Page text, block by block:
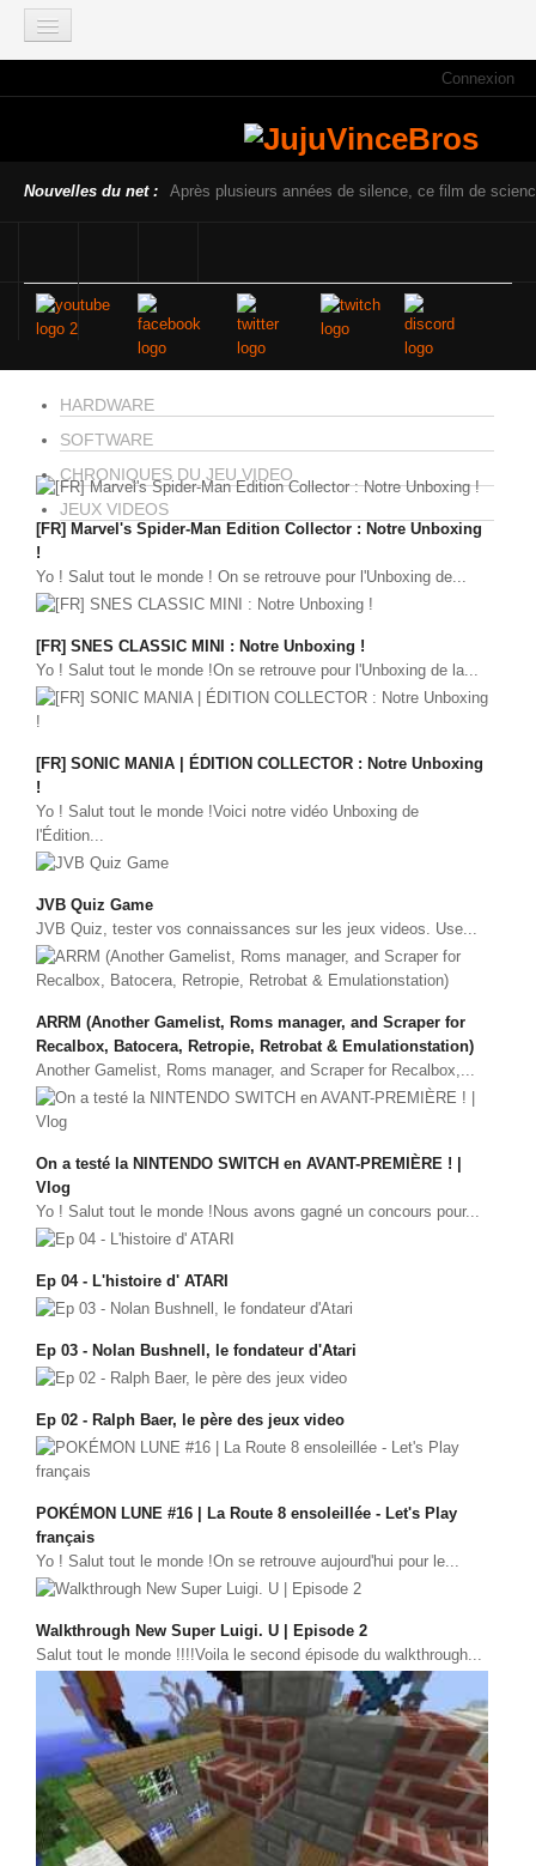
Connexion
E3 2021
Faisons le point
Qui sommes nous ?
Galeries photos
Planning des JujuVinceBros
Accès aux Quiz
Les videos des JujuVinceBros
CINÉ
Critiques films
JEUX
30 minutes sur...
Parties en ligne
Funtage
Walkthrough / LP
Découvrons le Boss Final
Minecraft
Battlefield Montage
Chroniques du jeu video
ANIM
Stop Motions & Animations
Sonic the Hedgehog 2
Animations Sprites
Divers Stop Motions
Sonic Chronicles Le Film
Review Figurines
Réalisations 3D
Unboxing
Tutoriels
ARRM (Gamelist, Roms manager, Scraper)
Videos Turorials ARRM
FICHIERS
LIVE
Nouvelles du net : Après plusieurs années de silence, ce film de
HARDWARE
SOFTWARE
CHRONIQUES DU JEU VIDEO
JEUX VIDEOS
[FR] Marvel's Spider-Man Edition Collector : Notre Unboxing
!
Yo ! Salut tout le monde ! On se retrouve pour l'Unboxing de...
[FR] SNES CLASSIC MINI : Notre Unboxing !
Yo ! Salut tout le monde !On se retrouve pour l'Unboxing de la...
[FR] SONIC MANIA | ÉDITION COLLECTOR : Notre Unboxing
!
Yo ! Salut tout le monde !Voici notre vidéo Unboxing de
l'Édition...
JVB Quiz Game
JVB Quiz, tester vos connaissances sur les jeux videos. Use...
ARRM (Another Gamelist, Roms manager, and Scraper for
Recalbox, Batocera, Retropie, Retrobat & Emulationstation)
Another Gamelist, Roms manager, and Scraper for Recalbox,...
On a testé la NINTENDO SWITCH en AVANT-PREMIÈRE ! |
Vlog
Yo ! Salut tout le monde !Nous avons gagné un concours pour...
Ep 04 - L'histoire d' ATARI
Ep 03 - Nolan Bushnell, le fondateur d'Atari
Ep 02 - Ralph Baer, le père des jeux video
POKÉMON LUNE #16 | La Route 8 ensoleillée - Let's Play
français
Yo ! Salut tout le monde !On se retrouve aujourd'hui pour le...
Walkthrough New Super Luigi. U | Episode 2
Salut tout le monde !!!!Voila le second épisode du walkthrough...